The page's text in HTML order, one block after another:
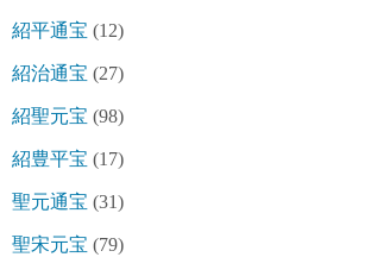
紹平通宝 (12)
紹治通宝 (27)
紹聖元宝 (98)
紹豊平宝 (17)
聖元通宝 (31)
聖宋元宝 (79)